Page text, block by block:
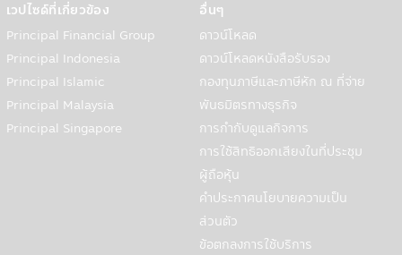
มูล, โรงพิมพ์, ผู้ตรวจสอบรวมถึงผู้
บริการของบริษัทฯแก่ท่าน
ารหลักทรัพย์และตลาดหลักทรัพย์
เผยข้อมูลส่วนบุคคลกับสถาบันการ
คารของท่านในกรณีที่ต้องการโอน
นำเสนอผลิตภัณฑ์ที่เกี่ยวข้องกับบริษัท
า และเหตุผลที่ผู้ใช้ไปที่เว็บไซต์และ
งนี้บริษัทฯจะไม่เปิดเผยข้อมูลส่วน
เวปไซด์ที่เกี่ยวข้อง
Principal Financial Group
Principal Indonesia
Principal Islamic
Principal Malaysia
Principal Singapore
อื่นๆ
ดาวน์โหลด
ดาวน์โหลดหนังสือรับรอง
กองทุนภาษีและภาษีหัก ณ ที่จ่าย
พันธมิตรทางธุรกิจ
การกำกับดูแลกิจการ
การใช้สิทธิออกเสียงในที่ประชุม
ผู้ถือหุ้น
คำประกาศนโยบายความเป็น
ส่วนตัว
ข้อตกลงการใช้บริการ